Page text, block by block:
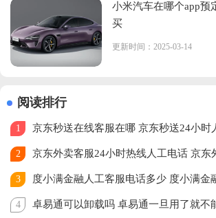
小米汽车在哪个app预
买
更新时间：2025-03-14
阅读排行
1 京东秒送在线客服在哪 京东秒送24小时
2
3
4 卓易通可以卸载吗 卓易通一旦用了就不